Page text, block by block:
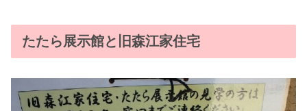
たたら展示館と旧森江家住宅